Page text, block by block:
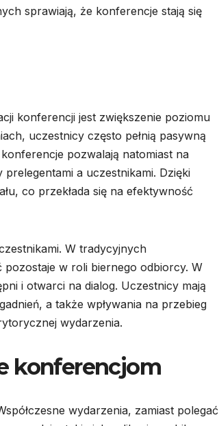
sprawiają, że konferencje stają się
konferencji jest zwiększenie poziomu
uczestnicy często pełnią pasywną
pozwalają natomiast na
a uczestnikami. Dzięki
co przekłada się na efektywność
W tradycyjnych
w roli biernego odbiorcy. W
i otwarci na dialog. Uczestnicy mają
a także wpływania na przebieg
wydarzenia.
konferencjom
wydarzenia, zamiast polegać